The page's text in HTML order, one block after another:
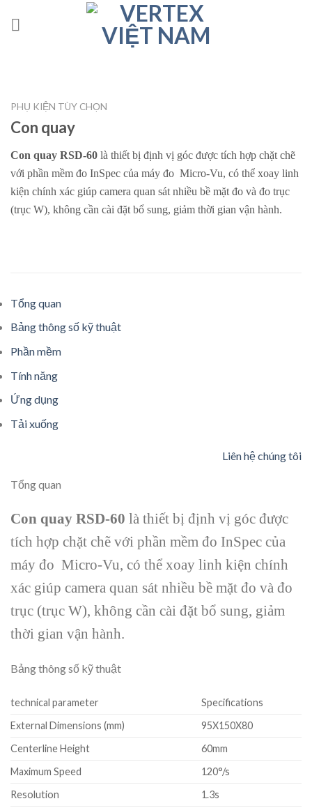
PHỤ KIỆN TÙY CHỌN
Con quay
Con quay RSD-60 là thiết bị định vị góc được tích hợp chặt chẽ
với phần mềm đo InSpec của máy đo Micro-Vu, có thể xoay linh
kiện chính xác giúp camera quan sát nhiều bề mặt đo và đo trục
(trục W), không cần cài đặt bổ sung, giảm thời gian vận hành.
Tổng quan
Bảng thông số kỹ thuật
Phần mềm
Tính năng
Ứng dụng
Tải xuống
Liên hệ chúng tôi
Tổng quan
Con quay RSD-60 là thiết bị định vị góc được
tích hợp chặt chẽ với phần mềm đo InSpec của
máy đo Micro-Vu, có thể xoay linh kiện chính
xác giúp camera quan sát nhiều bề mặt đo và đo
trục (trục W), không cần cài đặt bổ sung, giảm
thời gian vận hành.
Bảng thông số kỹ thuật
technical parameter
Specifications
External Dimensions (mm)
95X150X80
Centerline Height
60mm
Maximum Speed
120°/s
Resolution
1.3s